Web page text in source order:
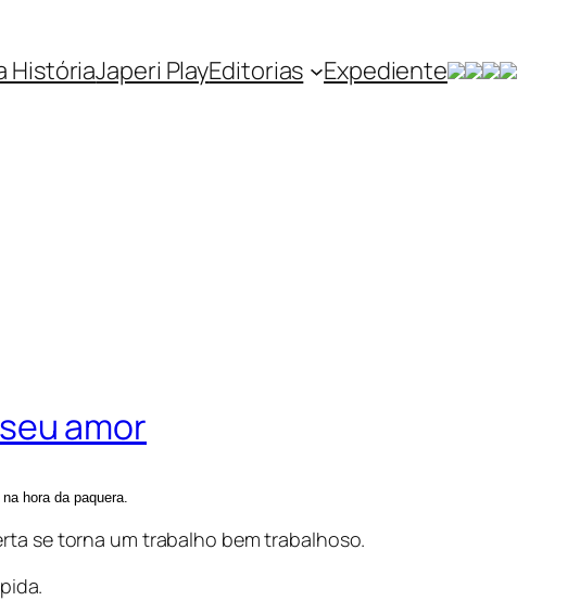
HistóriaJaperi PlayEditorias Expediente
amor
hora da paquera.
se torna um trabalho bem trabalhoso.